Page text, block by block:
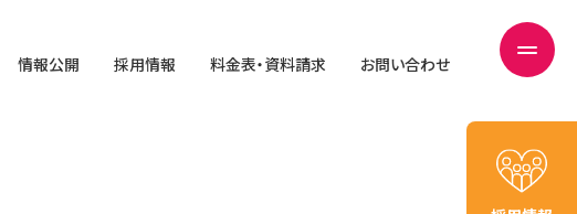
情報公開 採用情報 料金表・資料請求 お問い合わせ